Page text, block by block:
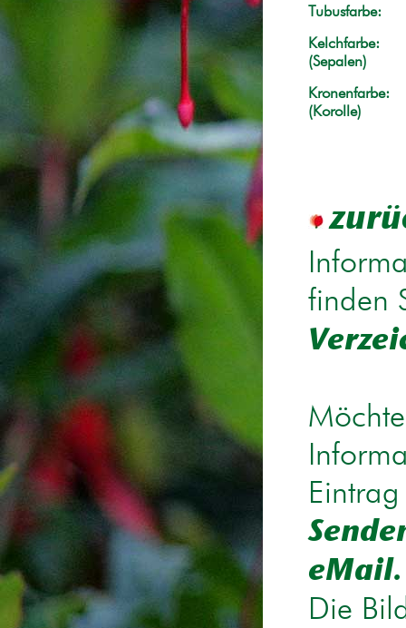
Tubusfarbe:
Kelchfarbe:
(Sepalen)
Kronenfarbe:
(Korolle)
finden
eMail.
Die